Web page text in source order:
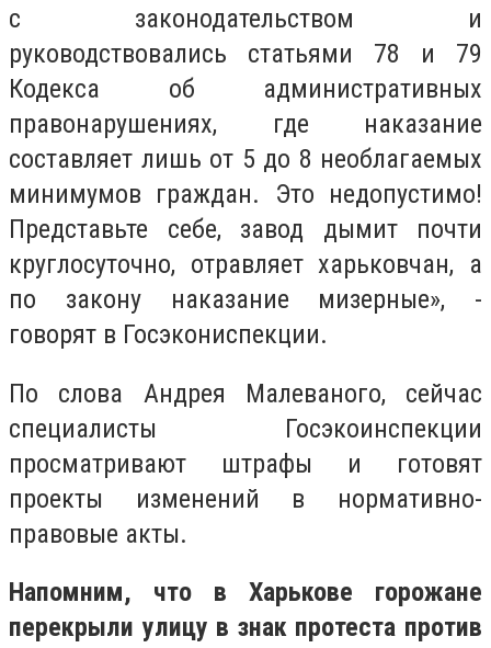
с законодательством и
руководствовались статьями 78 и 79
Кодекса об административных
правонарушениях, где наказание
составляет лишь от 5 до 8 необлагаемых
минимумов граждан. Это недопустимо!
Представьте себе, завод дымит почти
круглосуточно, отравляет харьковчан, а
по закону наказание мизерные», -
говорят в Госэкониспекции.
По слова Андрея Малеваного, сейчас
специалисты Госэкоинспекции
просматривают штрафы и готовят
проекты изменений в нормативно-
правовые акты.
Напомним, что в Харькове горожане
перекрыли улицу в знак протеста против